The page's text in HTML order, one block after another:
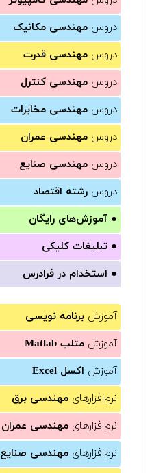
دروس مهندسی مکانیک
دروس مهندسی قدرت
دروس مهندسی کنترل
دروس مهندسی مخابرات
دروس مهندسی عمران
دروس مهندسی صنایع
دروس رشته اقتصاد
● آموزش‌های رایگان
● تبلیغات کلیکی
● استخدام در فرادرس
آموزش برنامه نویسی
آموزش متلب Matlab
آموزش اکسل Excel
نرم‌افزارهای مهندسی برق
نرم‌افزارهای مهندسی عمران
نرم‌افزارهای مهندسی صنایع